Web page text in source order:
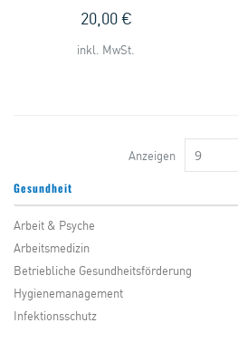
20,00 €
inkl. MwSt.
Anzeigen
Gesundheit
Arbeit & Psyche
Arbeitsmedizin
Betriebliche Gesundheitsförderung
Hygienemanagement
Infektionsschutz